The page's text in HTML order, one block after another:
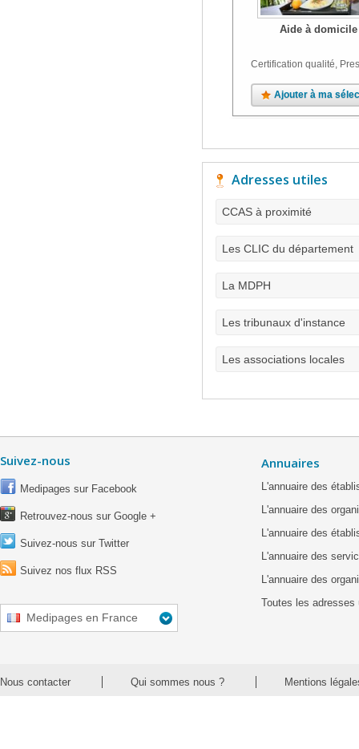
Aide à domicile
Certification qualité,
Ajouter à ma
Adresses utiles
CCAS à proximité
Les CLIC du département
La MDPH
Les tribunaux d'instance
Les associations locales
Suivez-nous
Medipages sur Facebook
Retrouvez-nous sur Google +
Suivez-nous sur Twitter
Suivez nos flux RSS
Medipages en France
Annuaires
L'annuaire des
L'annuaire des
L'annuaire des
L'annuaire des
L'annuaire des
Toutes les adresses
Nous contacter Qui sommes nous ? Mentions